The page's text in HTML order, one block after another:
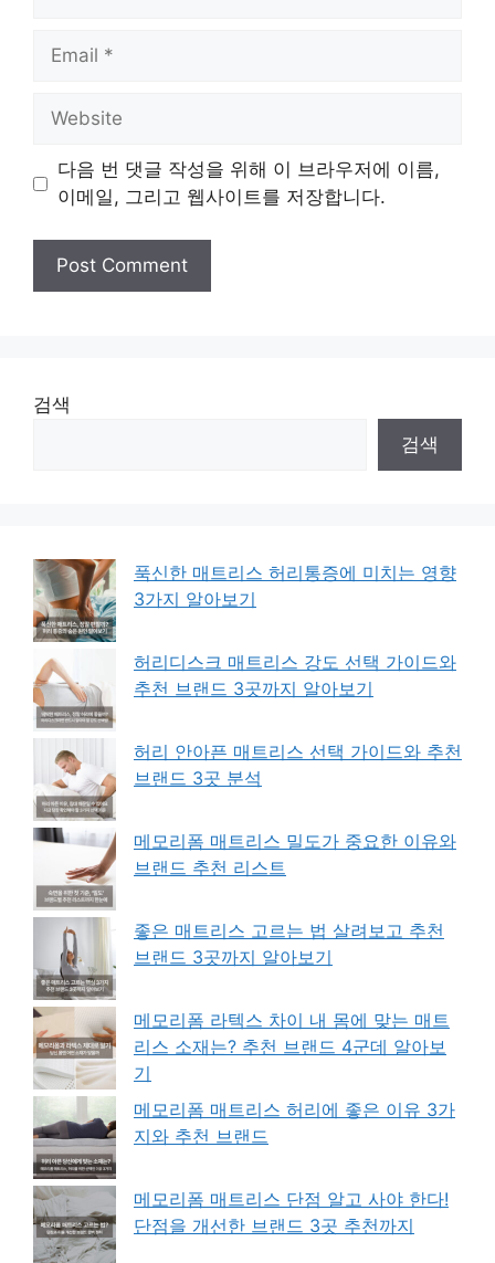
Email
Website
다음 번 댓글 작성을 위해 이 브라우저에 이름,
이메일, 그리고 웹사이트를 저장합니다.
검색
검색
푹신한 매트리스 허리통증에 미치는 영향
3가지 알아보기
허리디스크 매트리스 강도 선택 가이드와
추천 브랜드 3곳까지 알아보기
허리 안아픈 매트리스 선택 가이드와 추천
브랜드 3곳 분석
메모리폼 매트리스 밀도가 중요한 이유와
브랜드 추천 리스트
좋은 매트리스 고르는 법 살려보고 추천
브랜드 3곳까지 알아보기
메모리폼 라텍스 차이 내 몸에 맞는 매트
리스 소재는? 추천 브랜드 4군데 알아보
기
메모리폼 매트리스 허리에 좋은 이유 3가
지와 추천 브랜드
메모리폼 매트리스 단점 알고 사야 한다!
단점을 개선한 브랜드 3곳 추천까지